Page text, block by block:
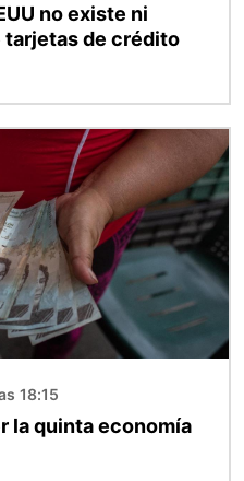
no existe ni
tarjetas de crédito
18:15
la quinta economía